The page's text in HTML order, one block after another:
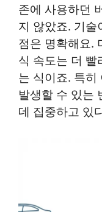
존에 사용하던
지 않았죠. 기술
점은 명확해요.
식 속도는 더 빨
는 식이죠. 특히
발생할 수 있는
데 집중하고 있